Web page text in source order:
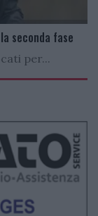
seconda fase
per...